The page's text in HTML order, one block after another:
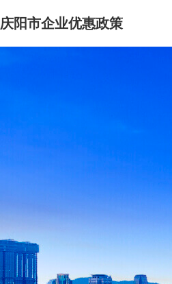
庆阳市企业优惠政策